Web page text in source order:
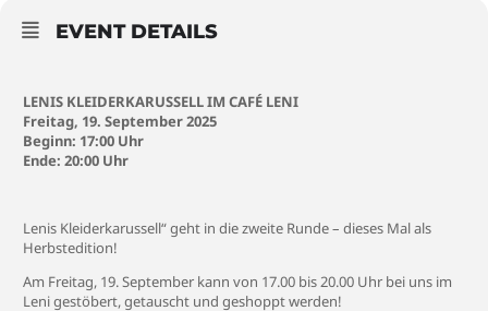
EVENT DETAILS
LENIS KLEIDERKARUSSELL IM CAFÉ LENI
Freitag, 19. September 2025
Beginn: 17:00 Uhr
Ende: 20:00 Uhr
Lenis Kleiderkarussell“ geht in die zweite Runde – dieses Mal als
Herbstedition!
Am Freitag, 19. September kann von 17.00 bis 20.00 Uhr bei uns im
Leni gestöbert, getauscht und geshoppt werden!